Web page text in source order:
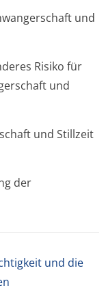
und
Risiko für
und
und Stillzeit
der
und die